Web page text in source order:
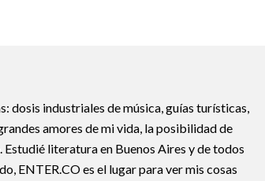
dosis industriales de música, guías turísticas,
amores de mi vida, la posibilidad de
literatura en Buenos Aires y de todos
ENTER.CO es el lugar para ver mis cosas